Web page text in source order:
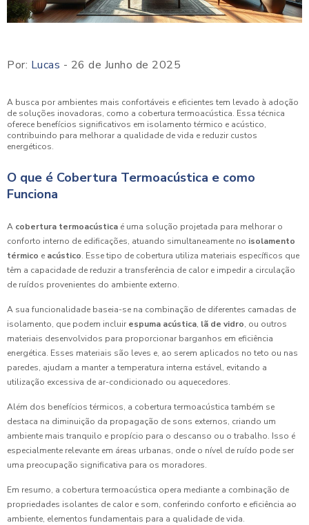
Por: Lucas - 26 de Junho de 2025
A busca por ambientes mais confortáveis e eficientes tem levado à adoção
de soluções inovadoras, como a cobertura termoacústica. Essa técnica
oferece benefícios significativos em isolamento térmico e acústico,
contribuindo para melhorar a qualidade de vida e reduzir custos
energéticos.
O que é Cobertura Termoacústica e como
Funciona
A cobertura termoacústica é uma solução projetada para melhorar o
conforto interno de edificações, atuando simultaneamente no isolamento
térmico e acústico. Esse tipo de cobertura utiliza materiais específicos que
têm a capacidade de reduzir a transferência de calor e impedir a circulação
de ruídos provenientes do ambiente externo.
A sua funcionalidade baseia-se na combinação de diferentes camadas de
isolamento, que podem incluir espuma acústica, lã de vidro, ou outros
materiais desenvolvidos para proporcionar barganhos em eficiência
energética. Esses materiais são leves e, ao serem aplicados no teto ou nas
paredes, ajudam a manter a temperatura interna estável, evitando a
utilização excessiva de ar-condicionado ou aquecedores.
Além dos benefícios térmicos, a cobertura termoacústica também se
destaca na diminuição da propagação de sons externos, criando um
ambiente mais tranquilo e propício para o descanso ou o trabalho. Isso é
especialmente relevante em áreas urbanas, onde o nível de ruído pode ser
uma preocupação significativa para os moradores.
Em resumo, a cobertura termoacústica opera mediante a combinação de
propriedades isolantes de calor e som, conferindo conforto e eficiência ao
ambiente, elementos fundamentais para a qualidade de vida.